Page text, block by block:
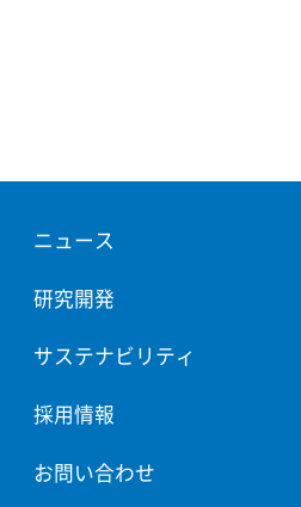
ニュース
研究開発
サステナビリティ
採用情報
お問い合わせ